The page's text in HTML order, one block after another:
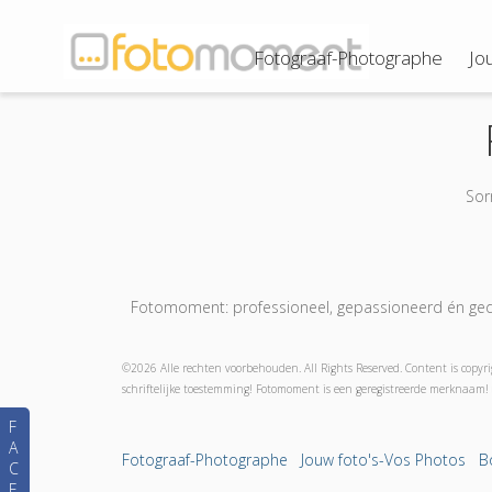
F
A
C
Fotograaf-Photographe
Fotomoment: professioneel, gepassioneerd én
©2026 Alle rechten voorbehouden. All Rights Reserved. Content is
schriftelijke toestemming! Fotomoment is een geregistreerde
Fotograaf-Photographe Jouw foto's-Vos Photos